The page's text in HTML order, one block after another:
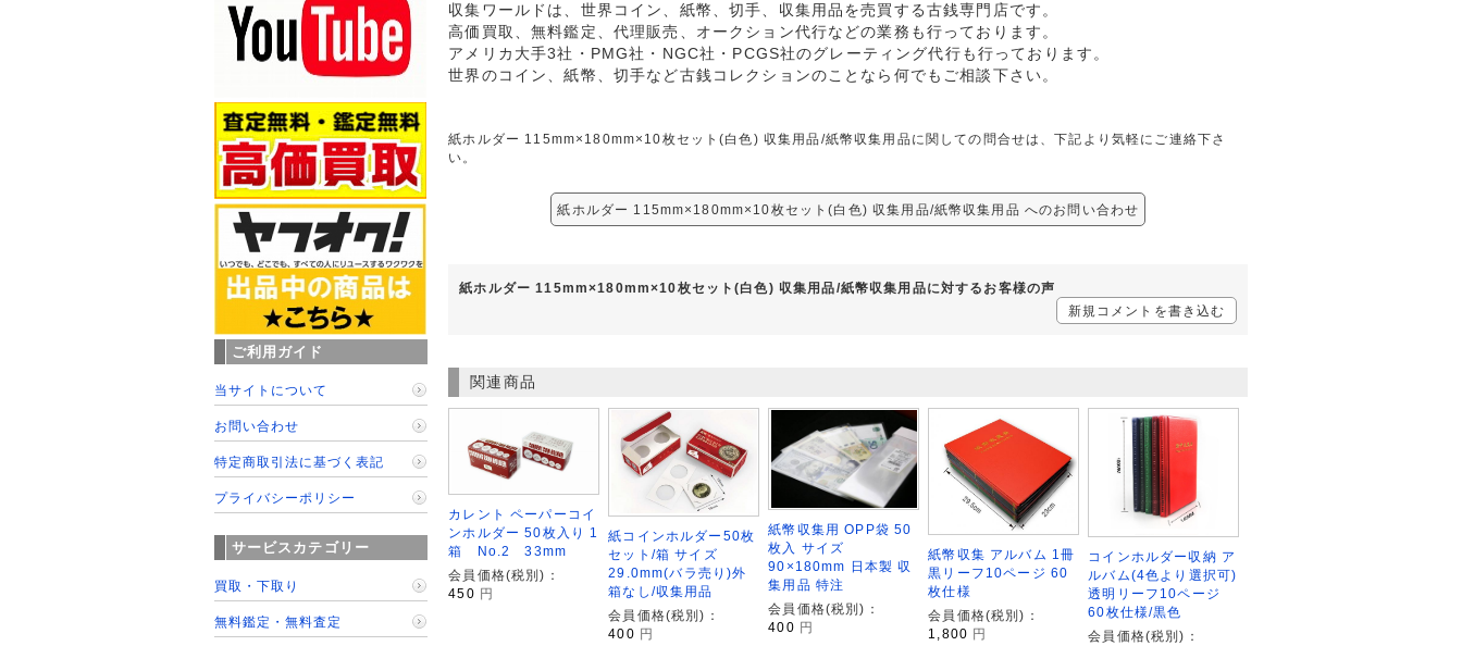
収集ワールドは、世界コイン、紙幣、切手、収集用品を売買する古銭専門店です。
高価買取、無料鑑定、代理販売、オークション代行などの業務も行っております。
アメリカ大手3社・PMG社・NGC社・PCGS社のグレーティング代行も行っております。
世界のコイン、紙幣、切手など古銭コレクションのことなら何でもご相談下さい。
紙ホルダー 115mm×180mm×10枚セット(白色) 収集用品/紙幣収集用品に関しての問合せは、下記より気軽にご連絡下さ
い。
紙ホルダー 115mm×180mm×10枚セット(白色) 収集用品/紙幣収集用品 へのお問い合わせ
紙ホルダー 115mm×180mm×10枚セット(白色) 収集用品/紙幣収集用品に対するお客様の声
新規コメントを書き込む
関連商品
カレント ペーパーコイ
ンホルダー 50枚入り 1
箱 No.2 33mm
会員価格(税別)：
450 円
紙コインホルダー50枚
セット/箱 サイズ
29.0mm(バラ売り)外
箱なし/収集用品
会員価格(税別)：
400 円
紙幣収集用 OPP袋 50
枚入 サイズ
90×180mm 日本製 収
集用品 特注
会員価格(税別)：
400 円
紙幣収集 アルバム 1冊
黒リーフ10ページ 60
枚仕様
会員価格(税別)：
1,800 円
コインホルダー収納 ア
ルバム(4色より選択可)
透明リーフ10ページ
60枚仕様/黒色
会員価格(税別)：
ご利用ガイド
当サイトについて
お問い合わせ
特定商取引法に基づく表記
プライバシーポリシー
サービスカテゴリー
買取・下取り
無料鑑定・無料査定